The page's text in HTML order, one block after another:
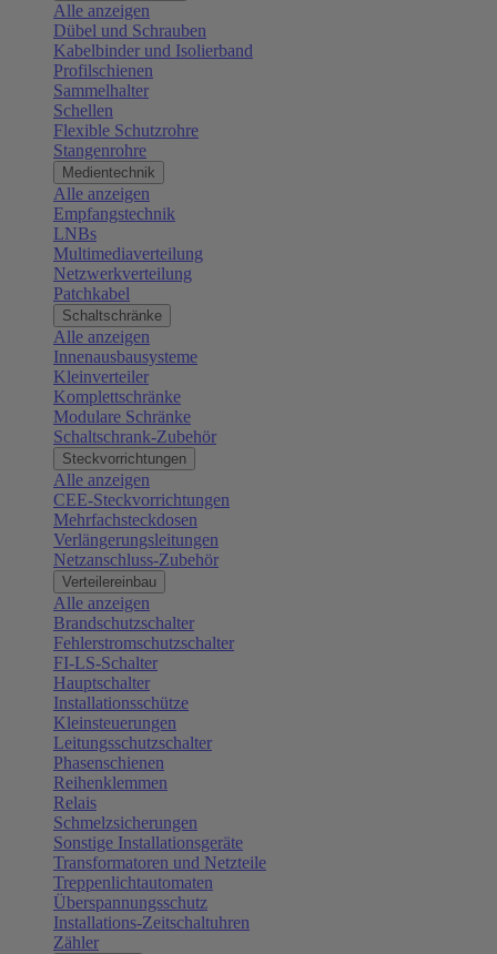
Alle anzeigen
Dübel und Schrauben
Kabelbinder und Isolierband
Profilschienen
Sammelhalter
Schellen
Flexible Schutzrohre
Stangenrohre
Medientechnik
Alle anzeigen
Empfangstechnik
LNBs
Multimediaverteilung
Netzwerkverteilung
Patchkabel
Schaltschränke
Alle anzeigen
Innenausbausysteme
Kleinverteiler
Komplettschränke
Modulare Schränke
Schaltschrank-Zubehör
Steckvorrichtungen
Alle anzeigen
CEE-Steckvorrichtungen
Mehrfachsteckdosen
Verlängerungsleitungen
Netzanschluss-Zubehör
Verteilereinbau
Alle anzeigen
Brandschutzschalter
Fehlerstromschutzschalter
FI-LS-Schalter
Hauptschalter
Installationsschütze
Kleinsteuerungen
Leitungsschutzschalter
Phasenschienen
Reihenklemmen
Relais
Schmelzsicherungen
Sonstige Installationsgeräte
Transformatoren und Netzteile
Treppenlichtautomaten
Überspannungsschutz
Installations-Zeitschaltuhren
Zähler